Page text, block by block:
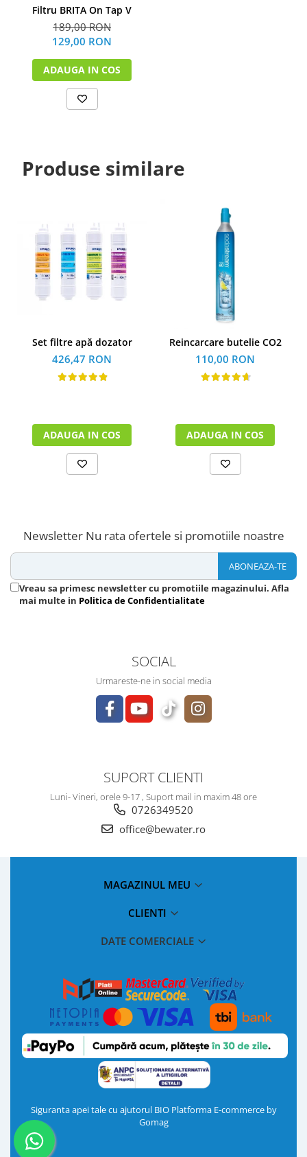
Filtru BRITA On Tap V
189,00 RON
129,00 RON
ADAUGA IN COS
Produse similare
Set filtre apă dozator
426,47 RON
ADAUGA IN COS
Reincarcare butelie CO2
110,00 RON
ADAUGA IN COS
Newsletter Nu rata ofertele si promotiile noastre
Vreau sa primesc newsletter cu promotiile magazinului. Afla
mai multe in Politica de Confidentialitate
SOCIAL
Urmareste-ne in social media
SUPORT CLIENTI
Luni- Vineri, orele 9-17 , Suport mail in maxim 48 ore
0726349520
office@bewater.ro
MAGAZINUL MEU
CLIENTI
DATE COMERCIALE
Siguranta apei tale cu ajutorul BIO Platforma E-commerce by
Gomag